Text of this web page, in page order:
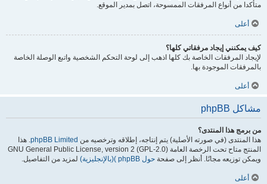
متأكدا من أنواع المرفقات الممسوحة، اتصل بمدير الموقع.
أعلى
كيف يمكنني إيجاد مرفقاتي كلها؟
لإيجاد المرفقات الخاصة بك كلها اذهب إلى لوحة التحكم الشخصية واتبع الوصلة الخاصة
بالمرفقات الموجودة بها.
أعلى
مشاكل phpBB
من برمج هذا المنتدى؟
هذا المنتدى (في صورته الأصلية) يتم إنتاجه، إطلاقه وترخصيه من phpBB Limited. هذا
المنتج متاح تحت الرخصة العامة GNU General Public License, version 2 (GPL-2.0)
ويمكن توزيعه مجانًا. أنظر إلى صفحة حول phpBB )(بالإنجليزية) لمزيد من التفاصيل.
أعلى